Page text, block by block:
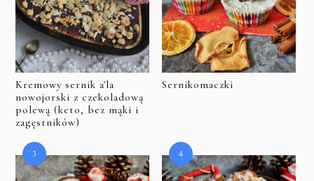
Kremowy sernik a'la
nowojorski z czekoladową
polewą (keto, bez mąki i
zagęstników)
Sernikomaczki